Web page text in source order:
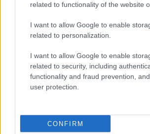
related to functionality of the website
I want to allow Google to enable
related to personalization.
I want to allow Google to enable
related to security, including
functionality and fraud prevention,
user protection.
CONFIRM